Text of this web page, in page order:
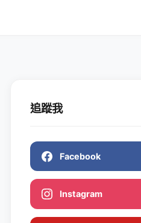
追蹤我
Facebook
Instagram